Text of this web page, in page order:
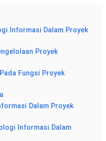
Informasi Dalam Proyek
Proyek
Fungsi Proyek
Dalam Proyek
Informasi Dalam